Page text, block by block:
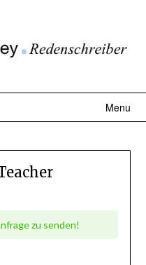
Menu
zu senden!